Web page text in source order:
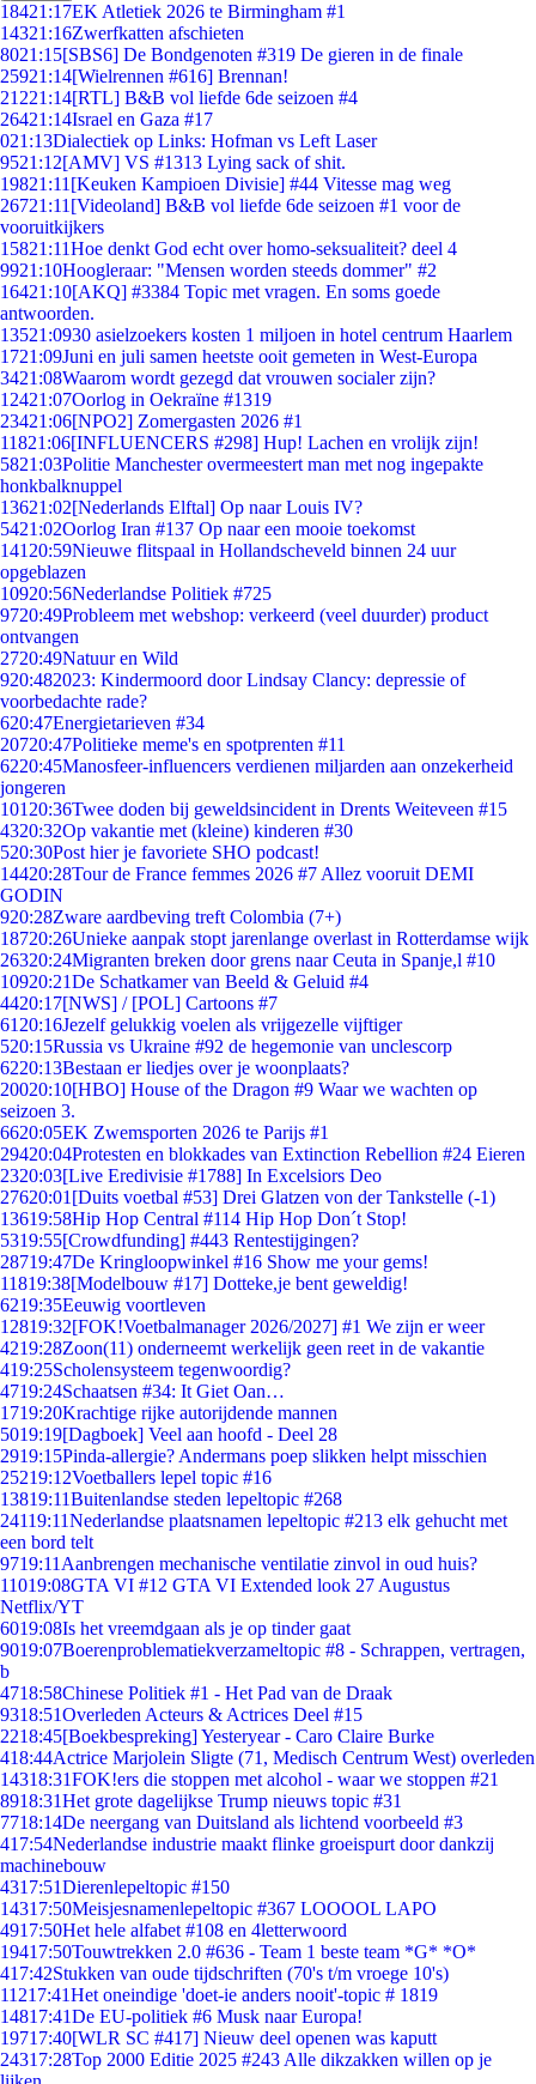
18421:17EK Atletiek 2026 te Birmingham #1
14321:16Zwerfkatten afschieten
8021:15[SBS6] De Bondgenoten #319 De gieren in de finale
25921:14[Wielrennen #616] Brennan!
21221:14[RTL] B&B vol liefde 6de seizoen #4
26421:14Israel en Gaza #17
021:13Dialectiek op Links: Hofman vs Left Laser
9521:12[AMV] VS #1313 Lying sack of shit.
19821:11 [Keuken Kampioen Divisie] #44 Vitesse mag weg
26721:11 [Videoland] B&B vol liefde 6de seizoen #1 voor de
vooruitkijkers
15821:11Hoe denkt God echt over homo-seksualiteit? deel 4
9921:10Hoogleraar: "Mensen worden steeds dommer" #2
16421:10[AKQ] #3384 Topic met vragen. En soms goede
antwoorden.
13521:0930 asielzoekers kosten 1 miljoen in hotel centrum Haarlem
1721:09Juni en juli samen heetste ooit gemeten in West-Europa
3421:08Waarom wordt gezegd dat vrouwen socialer zijn?
12421:07Oorlog in Oekraïne #1319
23421:06[NPO2] Zomergasten 2026 #1
11821:06[INFLUENCERS #298] Hup! Lachen en vrolijk zijn!
5821:03Politie Manchester overmeestert man met nog ingepakte
honkbalknuppel
13621:02[Nederlands Elftal] Op naar Louis IV?
5421:02Oorlog Iran #137 Op naar een mooie toekomst
141 20:59Nieuwe flitspaal in Hollandscheveld binnen 24 uur
opgeblazen
10920:56Nederlandse Politiek #725
9720:49Probleem met webshop: verkeerd (veel duurder) product
ontvangen
2720:49Natuur en Wild
920:482023: Kindermoord door Lindsay Clancy: depressie of
voorbedachte rade?
620:47Energietarieven #34
20720:47Politieke meme's en spotprenten #11
6220:45Manosfeer-influencers verdienen miljarden aan onzekerheid
jongeren
101 20:36Twee doden bij geweldsincident in Drents Weiteveen #15
4320:32Op vakantie met (kleine) kinderen #30
520:30Post hier je favoriete SHO podcast!
14420:28Tour de France femmes 2026 #7 Allez vooruit DEMI
GODIN
920:28Zware aardbeving treft Colombia (7+)
18720:26Unieke aanpak stopt jarenlange overlast in Rotterdamse wijk
26320:24Migranten breken door grens naar Ceuta in Spanje,l #10
10920:21De Schatkamer van Beeld & Geluid #4
4420:17[NWS] / [POL] Cartoons #7
61 20:16Jezelf gelukkig voelen als vrijgezelle vijftiger
520:15Russia vs Ukraine #92 de hegemonie van unclescorp
6220:13Bestaan er liedjes over je woonplaats?
20020:10[HBO] House of the Dragon #9 Waar we wachten op
seizoen 3.
6620:05EK Zwemsporten 2026 te Parijs #1
29420:04Protesten en blokkades van Extinction Rebellion #24 Eieren
2320:03[Live Eredivisie #1788] In Excelsiors Deo
27620:01 [Duits voetbal #53] Drei Glatzen von der Tankstelle (-1)
13619:58Hip Hop Central #114 Hip Hop Don´t Stop!
5319:55[Crowdfunding] #443 Rentestijgingen?
28719:47De Kringloopwinkel #16 Show me your gems!
11819:38[Modelbouw #17] Dotteke,je bent geweldig!
6219:35Eeuwig voortleven
12819:32[FOK!Voetbalmanager 2026/2027] #1 We zijn er weer
4219:28Zoon(11) onderneemt werkelijk geen reet in de vakantie
419:25Scholensysteem tegenwoordig?
4719:24Schaatsen #34: It Giet Oan…
1719:20Krachtige rijke autorijdende mannen
5019:19[Dagboek] Veel aan hoofd - Deel 28
2919:15Pinda-allergie? Andermans poep slikken helpt misschien
25219:12Voetballers lepel topic #16
13819:11Buitenlandse steden lepeltopic #268
24119:11Nederlandse plaatsnamen lepeltopic #213 elk gehucht met
een bord telt
9719:11 Aanbrengen mechanische ventilatie zinvol in oud huis?
11019:08GTA VI #12 GTA VI Extended look 27 Augustus
Netflix/YT
6019:08Is het vreemdgaan als je op tinder gaat
9019:07Boerenproblematiekverzameltopic #8 - Schrappen, vertragen,
b
4718:58Chinese Politiek #1 - Het Pad van de Draak
9318:51Overleden Acteurs & Actrices Deel #15
2218:45[Boekbespreking] Yesteryear - Caro Claire Burke
418:44Actrice Marjolein Sligte (71, Medisch Centrum West) overleden
14318:31FOK!ers die stoppen met alcohol - waar we stoppen #21
8918:31Het grote dagelijkse Trump nieuws topic #31
7718:14De neergang van Duitsland als lichtend voorbeeld #3
417:54Nederlandse industrie maakt flinke groeispurt door dankzij
machinebouw
4317:51Dierenlepeltopic #150
14317:50Meisjesnamenlepeltopic #367 LOOOOL LAPO
4917:50Het hele alfabet #108 en 4letterwoord
19417:50Touwtrekken 2.0 #636 - Team 1 beste team *G* *O*
417:42Stukken van oude tijdschriften (70's t/m vroege 10's)
11217:41Het oneindige 'doet-ie anders nooit'-topic # 1819
14817:41De EU-politiek #6 Musk naar Europa!
19717:40[WLR SC #417] Nieuw deel openen was kaputt
24317:28Top 2000 Editie 2025 #243 Alle dikzakken willen op je